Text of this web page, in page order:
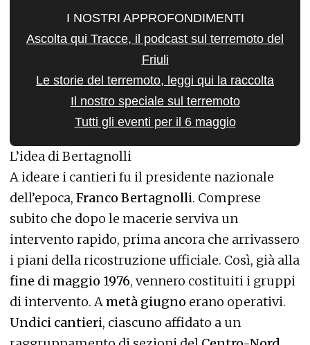
I NOSTRI APPROFONDIMENTI
Ascolta qui Tracce, il podcast sul terremoto del
Friuli
Le storie del terremoto, leggi qui la raccolta
Il nostro speciale sul terremoto
Tutti gli eventi per il 6 maggio
L’idea di Bertagnolli
A ideare i cantieri fu il presidente nazionale
dell’epoca, Franco Bertagnolli. Comprese
subito che dopo le macerie serviva un
intervento rapido, prima ancora che arrivassero
i piani della ricostruzione ufficiale. Così, già alla
fine di maggio 1976, vennero costituiti i gruppi
di intervento. Ametà giugno erano operativi.
Undici cantieri, ciascuno affidato a un